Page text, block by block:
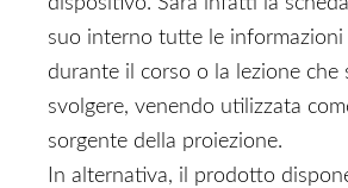
suo interno tutte le
durante il corso o la lezione che
svolgere, venendo utilizzata
sorgente della proiezione.
In alternativa, il prodotto